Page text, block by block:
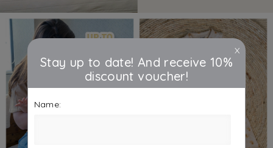
X
Stay up to date! And receive 10%
discount voucher!
Name: